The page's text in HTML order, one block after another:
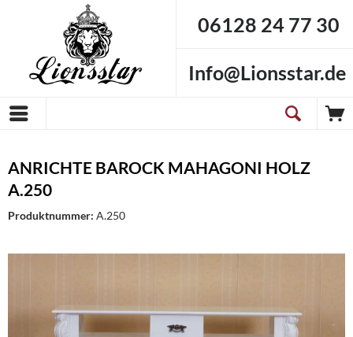
06128 24 77 30
Info@Lionsstar.de
ANRICHTE BAROCK MAHAGONI HOLZ
A.250
Produktnummer: A.250